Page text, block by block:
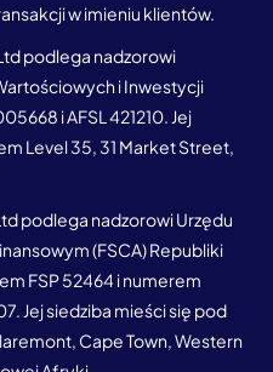
w imieniu klientów.
podlega nadzorowi
i Inwestycji
i AFSL 421210. Jej
Level 35, 31 Market Street,
podlega nadzorowi Urzędu
(FSCA) Republiki
FSP 52464 i numerem
Jej siedziba mieści się pod
Cape Town, Western